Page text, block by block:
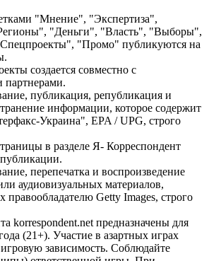
"Мнение", "Экспертиза",
"Деньги", "Власть", "Выборы",
"Промо" публикуются на
создается совместно с
партнерами.
публикация, републикация и
информации, которое содержит
Украина", EPA / UPG, строго
в разделе Я- Корреспондент
публикации.
перепечатка и воспроизведение
аудиовизуальных материалов,
Getty Images, строго
korrespondent.net предназначены для
(21+). Участие в азартных играх
зависимость. Соблюдайте